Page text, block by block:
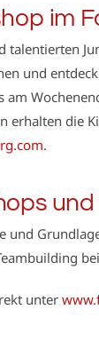
im
talentierten
und
erhalten die
.
und
unter